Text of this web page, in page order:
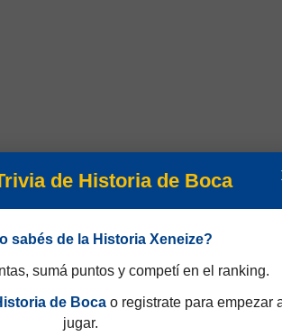
consecutivos, no fijos. Esa información aparecía sólo
de Historia de Boca
sabés de la Historia Xeneize?
sumá puntos y competí en el ranking.
de Bocao registrate para empezar
jugar.